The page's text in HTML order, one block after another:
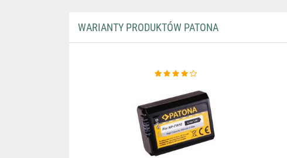
WARIANTY PRODUKTÓW PATONA